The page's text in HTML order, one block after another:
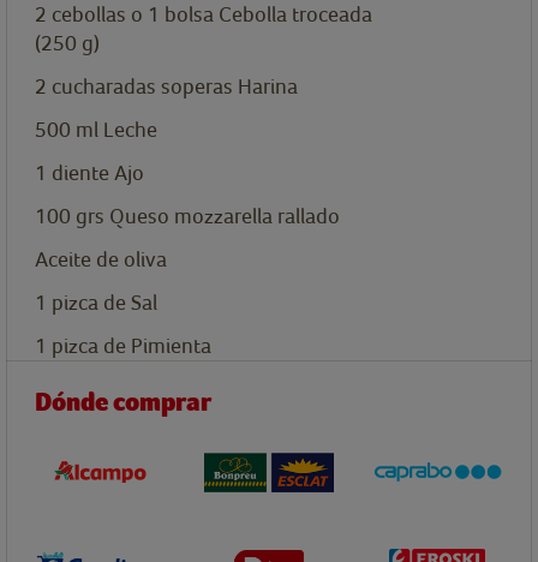
2 cebollas o 1 bolsa Cebolla troceada
(250 g)
2 cucharadas soperas Harina
500 ml Leche
1 diente Ajo
100 grs Queso mozzarella rallado
Aceite de oliva
1 pizca de Sal
1 pizca de Pimienta
Dónde comprar